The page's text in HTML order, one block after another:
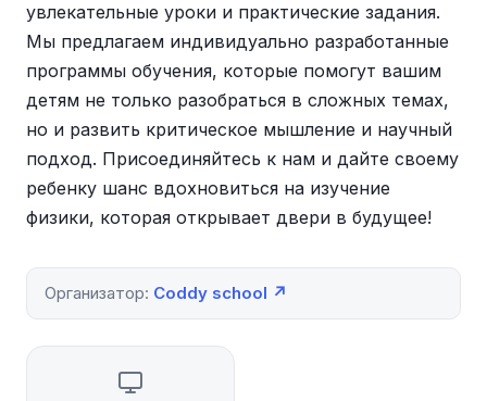
увлекательные уроки и практические задания.
Мы предлагаем индивидуально разработанные
программы обучения, которые помогут вашим
детям не только разобраться в сложных темах,
но и развить критическое мышление и научный
подход. Присоединяйтесь к нам и дайте своему
ребенку шанс вдохновиться на изучение
физики, которая открывает двери в будущее!
Организатор: Coddy school ↗